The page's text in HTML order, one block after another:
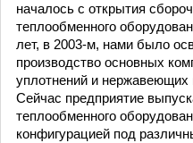
началось с открытия
теплообменного
лет, в 2003-м, нами было
производство основных
уплотнений и нержавеющих
Сейчас предприятие
теплообменного
конфигурацией под